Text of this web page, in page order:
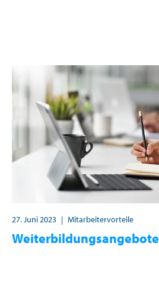
27. Juni 2023 | Mitarbeitervorteile
Weiterbildungsangebote